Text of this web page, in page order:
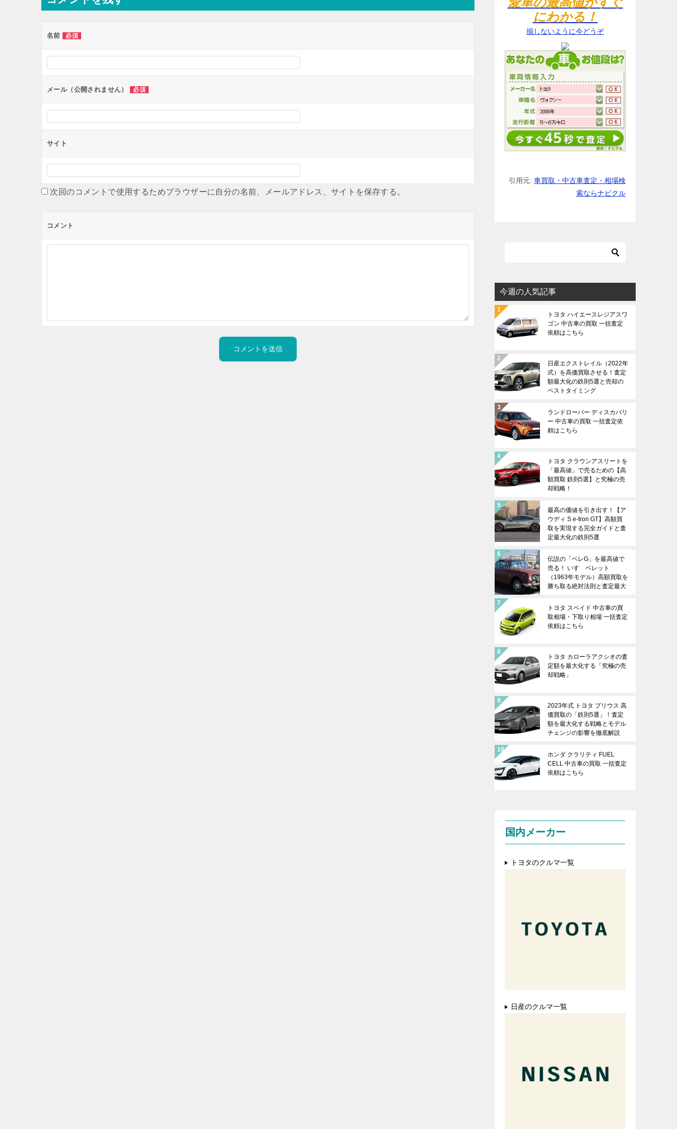
ビ
ー
ョ
ン
名前 必須
メール（公開されません） 必須
サイト
次回のコメントで使用するためブラウザーに自分の名前、メールアドレス、サイトを保存する。
コメント
にわかる！
損しないように今どうぞ
引用元: 車買取・中古車査定・相場検
索ならナビクル
今週の人気記事
トヨタ ハイエースレジアスワ
ゴン 中古車の買取 一括査定
依頼はこちら
日産エクストレイル（2022年
式）を高価買取させる！査定
額最大化の鉄則5選と売却の
ベストタイミング
ランドローバー ディスカバリ
ー 中古車の買取 一括査定依
頼はこちら
トヨタ クラウンアスリートを
「最高値」で売るための【高
額買取 鉄則5選】と究極の売
却戦略！
最高の価値を引き出す！【ア
ウディ S e-tron GT】高額買
取を実現する完全ガイドと査
定最大化の鉄則5選
伝説の「ベレG」を最高値で
売る！ いすゞベレット
（1963年モデル）高額買取を
勝ち取る絶対法則と査定最大
トヨタ スペイド 中古車の買
取相場・下取り相場 一括査定
依頼はこちら
トヨタ カローラアクシオの査
定額を最大化する「究極の売
却戦略」
2023年式 トヨタ プリウス 高
価買取の「鉄則5選」！査定
額を最大化する戦略とモデル
チェンジの影響を徹底解説
ホンダ クラリティ FUEL
CELL 中古車の買取 一括査定
依頼はこちら
国内メーカー
トヨタのクルマ一覧
日産のクルマ一覧